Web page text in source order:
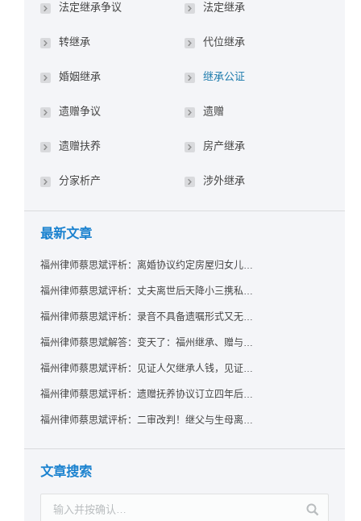
法定继承争议 法定继承
转继承 代位继承
婚姻继承 继承公证
遗赠争议 遗赠
遗赠扶养 房产继承
分家析产 涉外继承
最新文章
福州律师蔡思斌评析：离婚协议约定房屋归女儿所有，父亲去世后继母能否拒绝过户？
福州律师蔡思斌评析：丈夫离世后天降小三携私生子争遗产，法院正义判决保住原配80%份额！
福州律师蔡思斌评析：录音不具备遗嘱形式又无法证明赠与意愿——法院：按法定继承处理
福州律师蔡思斌解答：变天了：福州继承、赠与房产转让要收20%个税？福州国税官方回复来了！
福州律师蔡思斌评析：见证人欠继承人钱，见证遗嘱还有效吗？
福州律师蔡思斌评析：遗赠抚养协议订立四年后丧失民事行为能力，协议有效吗？
福州律师蔡思斌评析：二审改判！继父与生母离婚后，曾受其抚养的继子女是否仍享有继承权？
文章搜索